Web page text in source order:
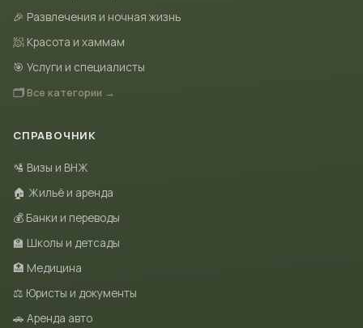
🎉 Развлечения и ночная жизнь
🧖 Красота и хаммам
🎯 Услуги и специалисты
🗂 Все категории →
СПРАВОЧНИК
🛂 Визы и ВНЖ
🏠 Жильё и аренда
💰 Банки и переводы
🏫 Школы и детсады
🏥 Медицина
⚖️ Юристы и документы
🚗 Аренда авто